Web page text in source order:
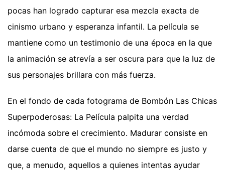
pocas han logrado capturar esa mezcla exacta de
cinismo urbano y esperanza infantil. La película se
mantiene como un testimonio de una época en la que
la animación se atrevía a ser oscura para que la luz de
sus personajes brillara con más fuerza.
En el fondo de cada fotograma de Bombón Las Chicas
Superpoderosas: La Película palpita una verdad
incómoda sobre el crecimiento. Madurar consiste en
darse cuenta de que el mundo no siempre es justo y
que, a menudo, aquellos a quienes intentas ayudar